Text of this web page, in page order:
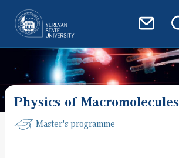
Physics of Macromolecules
Master's programme